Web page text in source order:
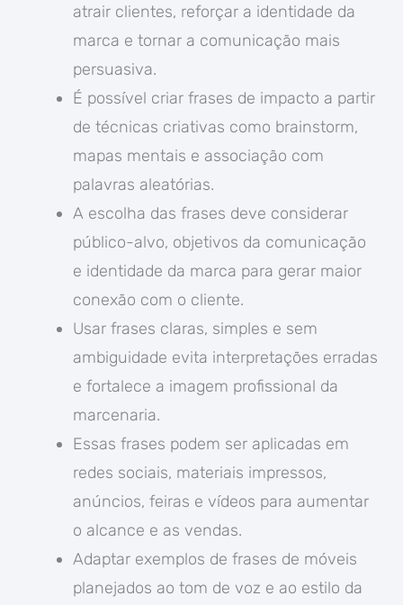
atrair clientes, reforçar a identidade da
marca e tornar a comunicação mais
persuasiva.
É possível criar frases de impacto a partir
de técnicas criativas como brainstorm,
mapas mentais e associação com
palavras aleatórias.
A escolha das frases deve considerar
público-alvo, objetivos da comunicação
e identidade da marca para gerar maior
conexão com o cliente.
Usar frases claras, simples e sem
ambiguidade evita interpretações erradas
e fortalece a imagem profissional da
marcenaria.
Essas frases podem ser aplicadas em
redes sociais, materiais impressos,
anúncios, feiras e vídeos para aumentar
o alcance e as vendas.
Adaptar exemplos de frases de móveis
planejados ao tom de voz e ao estilo da